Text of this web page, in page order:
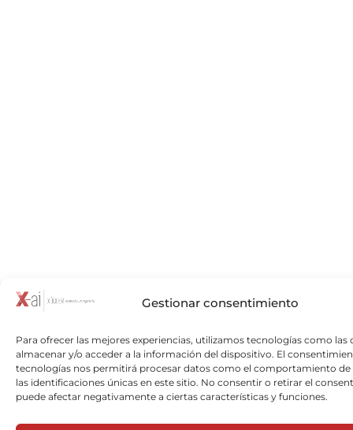
Gestionar consentimiento
Para ofrecer las mejores experiencias, utilizamos tecnologías como las
almacenar y/o acceder a la información del dispositivo. El
tecnologías nos permitirá procesar datos como el comportamiento de
las identificaciones únicas en este sitio. No consentir o retirar el
puede afectar negativamente a ciertas características y funciones.